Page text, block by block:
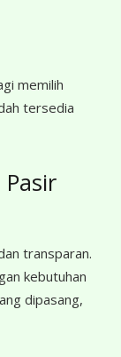
memilih
tersedia
transparan.
kebutuhan
dipasang,